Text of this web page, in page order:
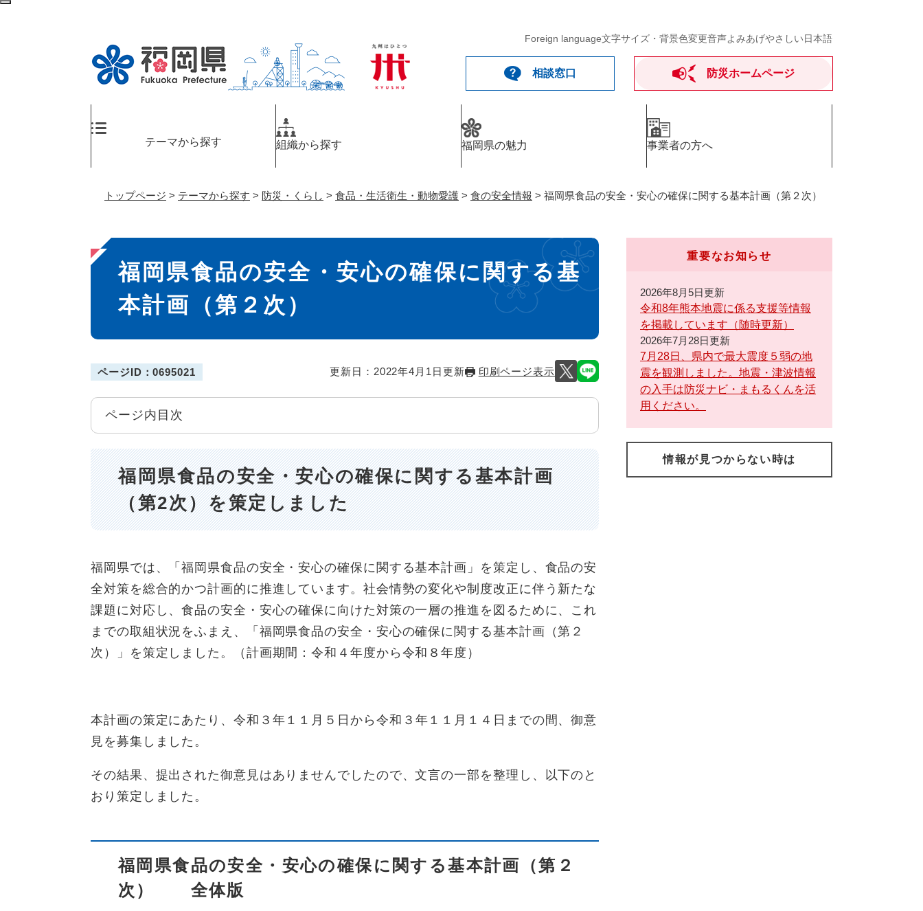
ペ
Foreign language文字サイズ・背景色変更音声よみあげやさしい日本語
相談窓口 防災ホームページ
テーマから探す 組織から探す 福岡県の魅力 事業者の方へ
トップページ > テーマから探す > 防災・くらし > 食品・生活衛生・動物愛護 > 食の安全情報 > 福岡県食品の安全・安心の確保に関する基本計画（第２次）
本
文
福岡県食品の安全・安心の確保に関する基
本計画（第２次）
ページID：0695021 更新日：2022年4月1日更新 印刷ページ表示
ページ内目次
福岡県食品の安全・安心の確保に関する基本計画
（第2次）を策定しました
福岡県では、「福岡県食品の安全・安心の確保に関する基本計画」を策定し、食品の安
全対策を総合的かつ計画的に推進しています。社会情勢の変化や制度改正に伴う新たな
課題に対応し、食品の安全・安心の確保に向けた対策の一層の推進を図るために、これ
までの取組状況をふまえ、「福岡県食品の安全・安心の確保に関する基本計画（第２
次）」を策定しました。（計画期間：令和４年度から令和８年度）
本計画の策定にあたり、令和３年１１ 月５日から令和３年１１月１４日までの間、御意
見を募集しました。
その結果、提出された御意見はありませんでしたので、文言の一部を整理し、以下のと
おり策定しました。
福岡県食品の安全・安心の確保に関する基本計画（第２
次） 全体版
重要なお知らせ
2026年8月5日更新
令和8年熊本地震に係る支援等情報
を掲載しています（随時更新）
2026年7月28日更新
7月28日、県内で最大震度５弱の地
震を観測しました。地震・津波情報
の入手は防災ナビ・まもるくんを活
用ください。
情報が見つからない時は